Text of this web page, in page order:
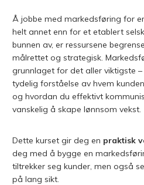
Å jobbe med markedsføring for
helt annet enn for et etablert
bunnen av, er ressursene
målrettet og strategisk.
grunnlaget for det aller viktigste –
tydelig forståelse av hvem
og hvordan du effektivt
vanskelig å skape lønnsom vekst.
Dette kurset gir deg en praktisk
deg med å bygge en
tiltrekker seg kunder, men også
på lang sikt.